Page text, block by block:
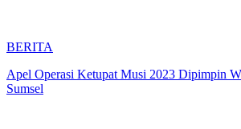
BERITA
Apel Operasi Ketupat Musi 2023 Dipimpin
Sumsel